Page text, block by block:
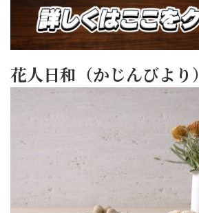
花人日和（かじんびより）